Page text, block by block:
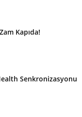
Kapıda!
Senkronizasyonu